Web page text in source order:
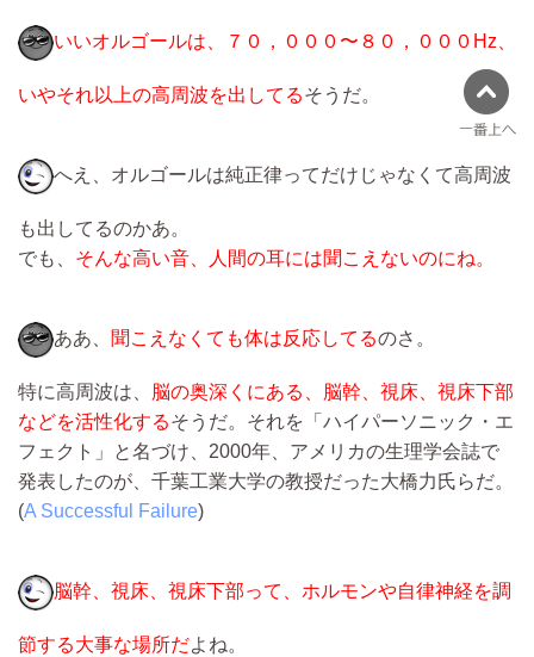
いいオルゴールは、７０，０００〜８０，０００Hz、
いやそれ以上の高周波を出してるそうだ。
へえ、オルゴールは純正律ってだけじゃなくて高周波
も出してるのかあ。
でも、 そんな高い音、人間の耳には聞こえないのにね。
ああ、 聞こえなくても体は反応してるのさ。
特に高周波は、
脳の奥深くにある、脳幹、視床、視床下部
などを活性化するそうだ。それを「ハイパーソニック・エ
フェクト」と名づけ、2000年、アメリカの生理学会誌で
発表したのが、千葉工業大学の教授だった大橋力氏らだ。
(A Successful Failure)
脳幹、視床、視床下部って、ホルモンや自律神経を調
節する大事な場所だよね。